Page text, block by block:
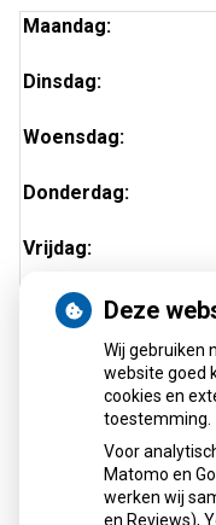
Maandag:
Dinsdag:
Woensdag:
Donderdag:
Vrijdag:
Deze
Wij gebruiken
website goed
cookies en
toestemming.
Voor
Matomo en
werken wij
en Reviews),